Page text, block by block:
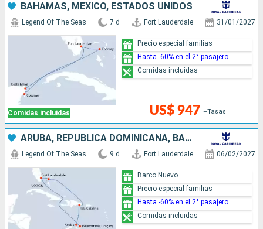
BAHAMAS, MÉXICO, ESTADOS UNIDOS
Comidas incluidas
Legend Of The Seas 7 d Fort Lauderdale 31/01/2027
US$ 947 +Tasas
Precio especial familias
Hasta -60% en el 2° pasajero
Comidas incluidas
ARUBA, REPÚBLICA DOMINICANA, BAHAMAS, ESTADOS UNIDOS
Legend Of The Seas 9 d Fort Lauderdale 06/02/2027
Barco Nuevo
Precio especial familias
Hasta -60% en el 2° pasajero
Comidas incluidas